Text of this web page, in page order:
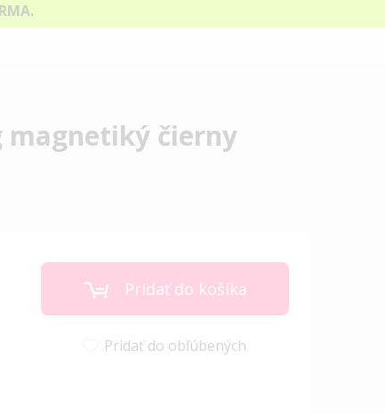
magnetiký čierny
Pridať do košíka
Pridať do obľúbených